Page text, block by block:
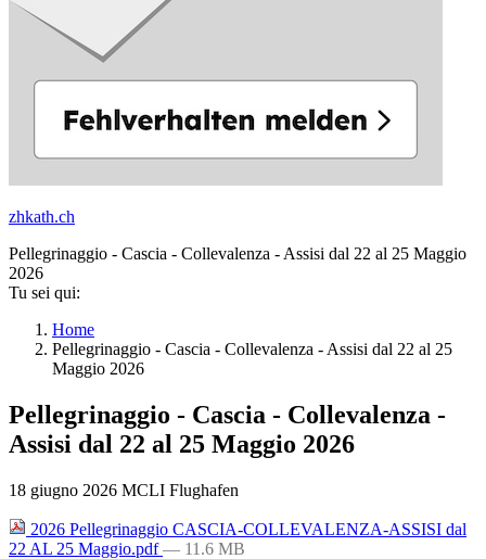
zhkath.ch
Pellegrinaggio - Cascia - Collevalenza - Assisi dal 22 al 25 Maggio
2026
Tu sei qui:
Home
Pellegrinaggio - Cascia - Collevalenza - Assisi dal 22 al 25
Maggio 2026
Pellegrinaggio - Cascia - Collevalenza -
Assisi dal 22 al 25 Maggio 2026
18 giugno 2026 MCLI Flughafen
2026 Pellegrinaggio CASCIA-COLLEVALENZA-ASSISI dal
22 AL 25 Maggio.pdf— 11.6 MB